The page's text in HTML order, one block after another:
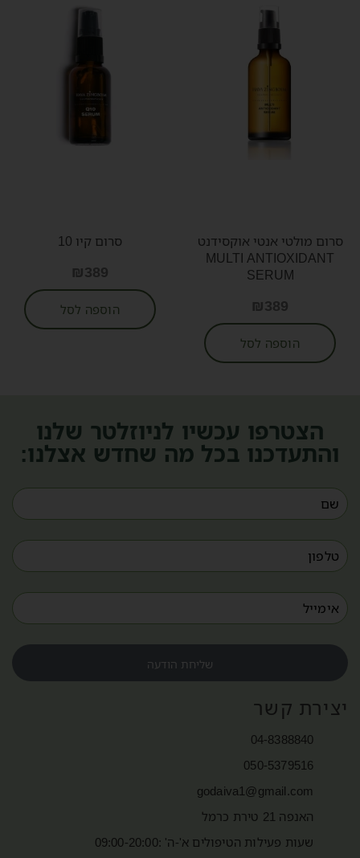
סרום מולטי אנטי אוקסידנט
MULTI ANTIOXIDANT
SERUM
₪389
הוספה לסל
סרום קיו 10
₪389
הוספה לסל
הצטרפו עכשיו לניוזלטר שלנו
והתעדכנו בכל מה שחדש אצלנו:
שליחת הודעה
יצירת קשר
04-8388840
050-5379516
godaiva1@gmail.com
האנפה 21 טירת כרמל
שעות פעילות הטיפולים א'-ה' :09:00-20:00